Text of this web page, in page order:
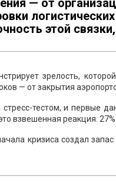
— от
этой
зрелость,
— от закрытия
тестом, и первые
взвешенная реакция.
кризиса создал